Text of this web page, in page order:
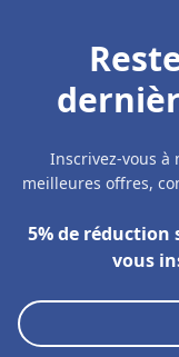
Inscrivez-vous à
meilleures offres,
5% de réduction
vous